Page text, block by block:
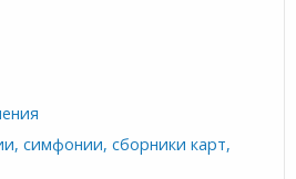
симфонии, сборники карт,